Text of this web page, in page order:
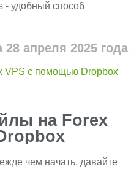
- удобный способ
28 апреля 2025 года
на Forex
чем начать, давайте